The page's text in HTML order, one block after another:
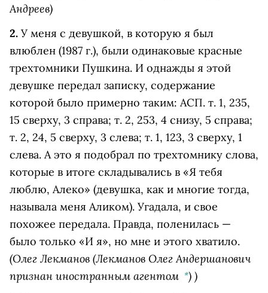
Андреев)
2. У меня с девушкой, в которую я был
влюблен (1987 г.), были одинаковые красные
трехтомники Пушкина. И однажды я этой
девушке передал записку, содержание
которой было примерно таким: АСП. т. 1, 235,
15 сверху, 3 справа; т. 2, 253, 4 снизу, 5 справа;
т. 2, 24, 5 сверху, 3 слева; т. 1, 123, 3 сверху, 1
слева. А это я подобрал по трехтомнику слова,
которые в итоге складывались в «Я тебя
люблю, Алеко» (девушка, как и многие тогда,
называла меня Аликом). Угадала, и свое
похожее передала. Правда, поленилась —
было только «И я», но мне и этого хватило.
(Олег Лекманов (Лекманов Олег Андершанович
признан иностранным агентом *) )